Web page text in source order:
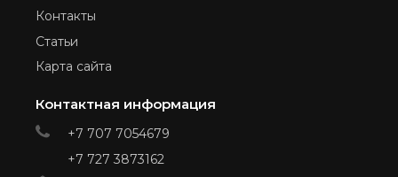
Контакты
Статьи
Карта сайта
Контактная информация
+7 707 7054679
+7 727 3873162